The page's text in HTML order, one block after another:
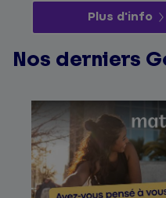
Plus d'info
Nos derniers